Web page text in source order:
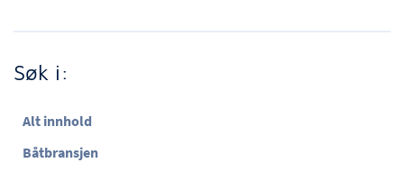
Søk i:
Alt innhold
Båtbransjen